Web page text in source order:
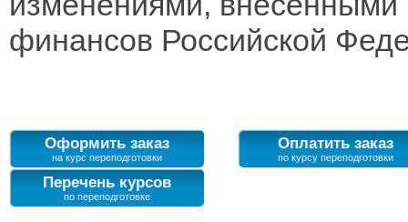
финансов Российской
Оформить заказ
на курс переподготовки
Оплатить заказ
по курсу переподготовки
Перечень курсов
по переподготовке